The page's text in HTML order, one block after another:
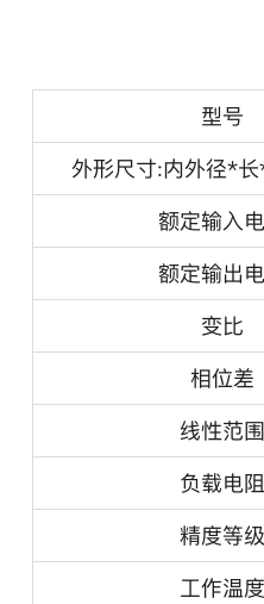
型号
外形尺寸:内外径*
额定输入
额定输出
变比
相位差
线性范围
负载电阻
精度等级
工作温度